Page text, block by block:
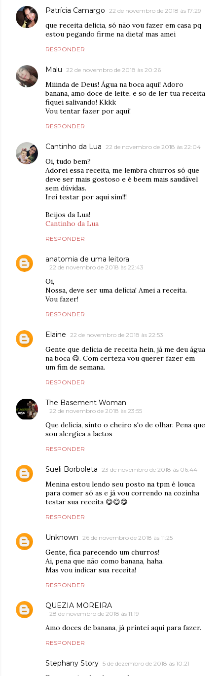
Patrícia Camargo 22 de novembro de 2018 às 17:29
que receita delicia, só não vou fazer em casa pq
estou pegando firme na dieta! mas amei
RESPONDER
Malu 22 de novembro de 2018 às 20:26
Miiinda de Deus! Água na boca aqui! Adoro
banana, amo doce de leite, e so de ler tua receita
fiquei salivando! Kkkk
Vou tentar fazer por aqui!
RESPONDER
Cantinho da Lua 22 de novembro de 2018 às 22:04
Oi, tudo bem?
Adorei essa receita, me lembra churros só que
deve ser mais gostoso e é beem mais saudável
sem dúvidas.
Irei testar por aqui sim!!!
Beijos da Lua!
Cantinho da Lua
RESPONDER
anatomia de uma leitora
22 de novembro de 2018 às 22:43
Oi,
Nossa, deve ser uma delícia! Amei a receita.
Vou fazer!
RESPONDER
Elaine 22 de novembro de 2018 às 22:53
Gente que delícia de receita hein, já me deu água
na boca 😋. Com certeza vou querer fazer em
um fim de semana.
RESPONDER
The Basement Woman
22 de novembro de 2018 às 23:55
Que delicia, sinto o cheiro s'o de olhar. Pena que
sou alergica a lactos
RESPONDER
Sueli Borboleta 23 de novembro de 2018 às 06:44
Menina estou lendo seu posto na tpm é louca
para comer só as e já vou correndo na cozinha
testar sua receita 😋😋😋
RESPONDER
Unknown 26 de novembro de 2018 às 11:25
Gente, fica parecendo um churros!
Ai, pena que não como banana, haha.
Mas vou indicar sua receita!
RESPONDER
QUEZIA MOREIRA
28 de novembro de 2018 às 11:19
Amo doces de banana, já printei aqui para fazer.
RESPONDER
Stephany Story 5 de dezembro de 2018 às 10:21